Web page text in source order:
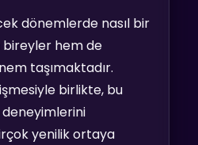
dönemlerde nasıl bir
hem de
taşımaktadır.
birlikte, bu
deneyimlerini
yenilik ortaya